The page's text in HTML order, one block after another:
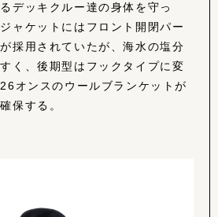
デッキクルー達の身体を守っ
ャケットにはフロント開閉パー
採用されていたが、海水の塩分
く、後期型はフックタイプに変
オンスのウールブランケットが
保する。